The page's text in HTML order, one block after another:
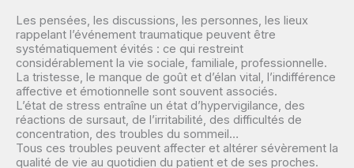
Les pensées, les discussions, les personnes, les lieux
rappelant l’événement traumatique peuvent être
systématiquement évités : ce qui restreint
considérablement la vie sociale, familiale, professionnelle.
La tristesse, le manque de goût et d’élan vital, l’indifférence
affective et émotionnelle sont souvent associés.
L’état de stress entraîne un état d’hypervigilance, des
réactions de sursaut, de l’irritabilité, des difficultés de
concentration, des troubles du sommeil…
Tous ces troubles peuvent affecter et altérer sévèrement la
qualité de vie au quotidien du patient et de ses proches.